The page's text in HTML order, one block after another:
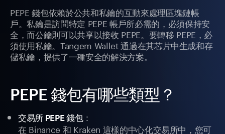
PEPE 錢包依賴於公共和私鑰的互動來處理區塊鏈帳
戶。私鑰是訪問特定 PEPE 帳戶所必需的，必須保持安
全，而公鑰則可以共享以接收 PEPE。要轉移 PEPE，必
須使用私鑰。Tangem Wallet 通過在其芯片中生成和存
儲私鑰，提供了一種安全的解決方案。
PEPE 錢包有哪些類型？
交易所 PEPE 錢包：
在 Binance 和 Kraken 這樣的中心化交易所中，您可